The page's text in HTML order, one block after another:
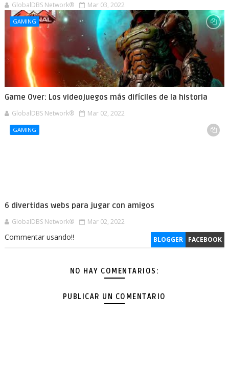
GlobalDBS Network® Mar 03, 2022
GAMING
Game Over: Los videojuegos más difíciles de la historia
GlobalDBS Network® Mar 02, 2022
GAMING
6 divertidas webs para jugar con amigos
GlobalDBS Network® Mar 02, 2022
BLOGGER FACEBOOK
Commentar usando!!
NO HAY COMENTARIOS:
PUBLICAR UN COMENTARIO